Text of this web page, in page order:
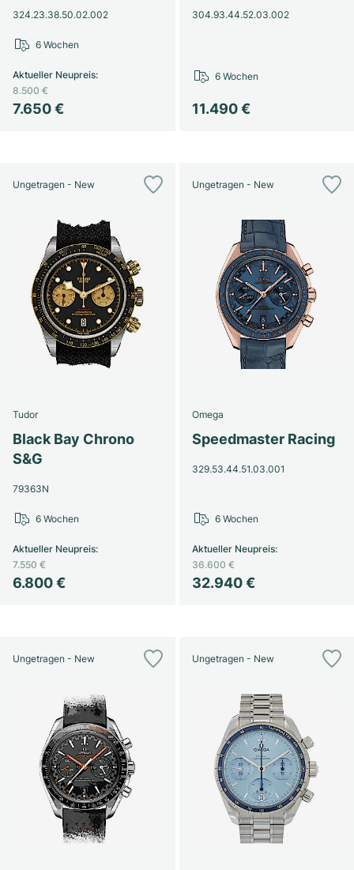
324.23.38.50.02.002
7.650 €
Aktueller Neupreis:
8.500 €
6 Wochen
304.93.44.52.03.002
11.490 €
6 Wochen
Ungetragen - New
Tudor
Black Bay Chrono
S&G
79363N
6.800 €
Aktueller Neupreis:
7.550 €
6 Wochen
Ungetragen - New
Omega
Speedmaster Racing
329.53.44.51.03.001
32.940 €
Aktueller Neupreis:
36.600 €
6 Wochen
Ungetragen - New Ungetragen - New